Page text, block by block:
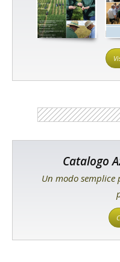
Catalogo
Un modo semplice